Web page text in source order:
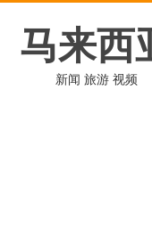
马来西
新闻 旅游 视频